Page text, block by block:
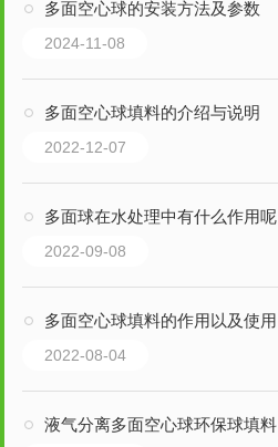
多面空心球的安装方法及参数
2024-11-08
多面空心球填料的介绍与说明
2022-12-07
多面球在水处理中有什么作用呢
2022-09-08
多面空心球填料的作用以及使用方法
2022-08-04
液气分离多面空心球环保球填料